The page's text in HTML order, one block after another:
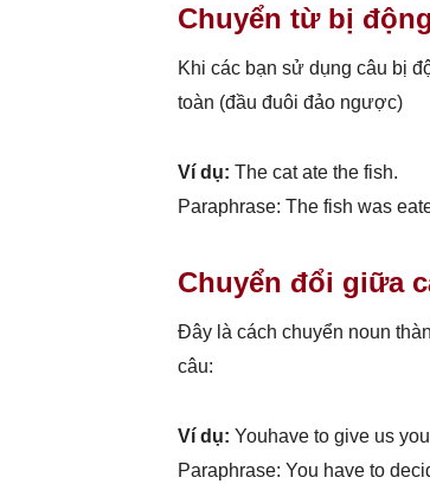
Chuyển từ bị
Khi các bạn sử dụng câu bị
toàn (đầu đuôi đảo ngược)
Ví dụ: The cat ate the fish.
Paraphrase: The fish was
Chuyển đổi giữa
Đây là cách chuyển noun
câu:
Ví dụ: Youhave to give us
Paraphrase: You have to